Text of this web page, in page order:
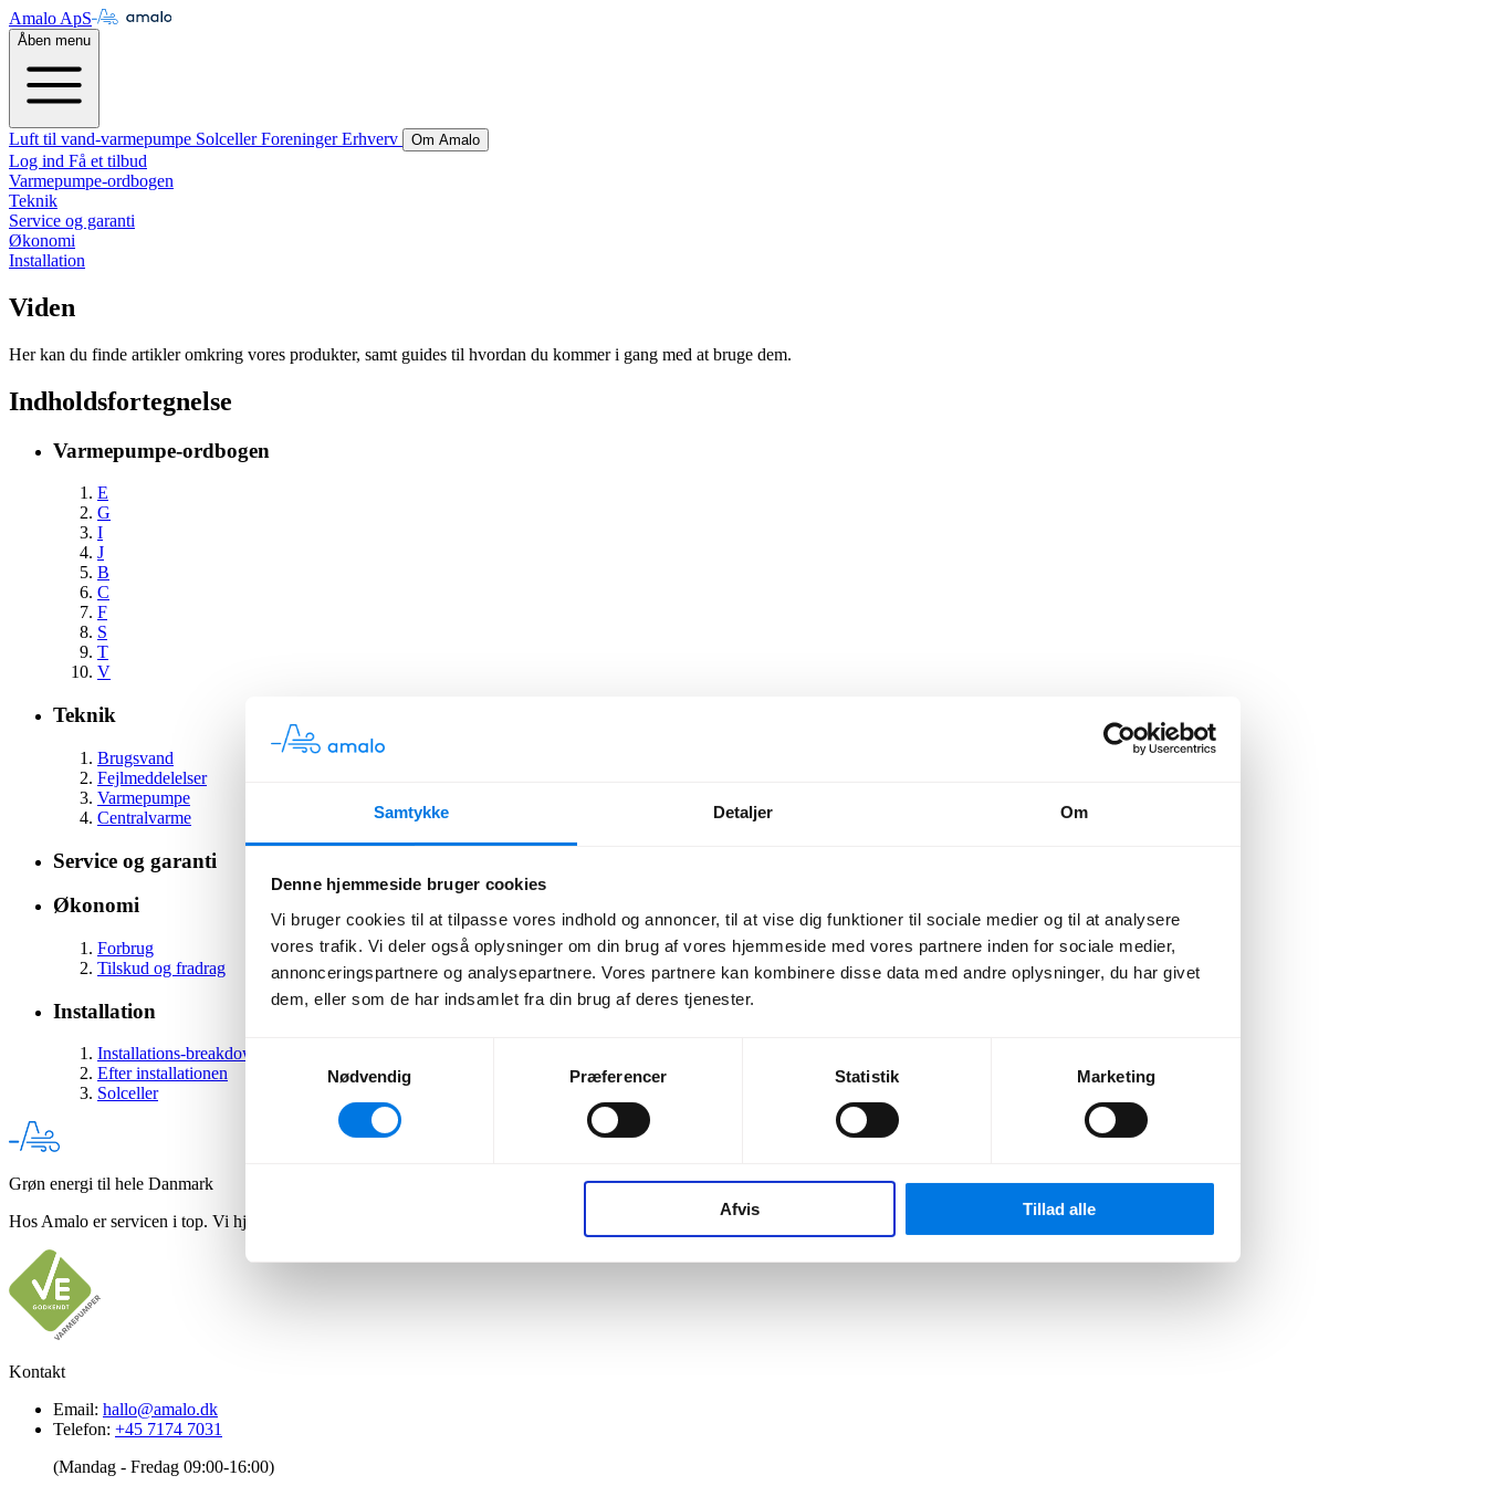
Samtykke Detaljer Om
Denne hjemmeside bruger cookies
Vi bruger cookies til at tilpasse vores indhold og annoncer, til at vise dig funktioner til sociale medier og til at analysere
vores trafik. Vi deler også oplysninger om din brug af vores hjemmeside med vores partnere inden for sociale medier,
annonceringspartnere og analysepartnere. Vores partnere kan kombinere disse data med andre oplysninger, du har givet
dem, eller som de har indsamlet fra din brug af deres tjenester.
Samtykkevalg
Nødvendig
Præferencer Statistik Marketing
Afvis Tillad alle
Amalo ApS
Åben menu
Luft til vand-varmepumpe SolcellerForeningerErhverv Om Amalo
Log ind Få et tilbud
Varmepumpe-ordbogen
Teknik
Service og garanti
Økonomi
Installation
Viden
Her kan du finde artikler omkring vores produkter, samt guides til hvordan du kommer i gang med at bruge dem.
Indholdsfortegnelse
Varmepumpe-ordbogen
E
G
I
J
B
C
F
S
T
V
Teknik
Brugsvand
Fejlmeddelelser
Varmepumpe
Centralvarme
Service og garanti
Økonomi
Forbrug
Tilskud og fradrag
Installation
Installations-breakdown
Efter installationen
Solceller
Grøn energi til hele Danmark
Hos Amalo er servicen i top. Vi hjælper dig med luft til vand-varmepumpe- og solcelle-installationer i hele Danmark.
Kontakt
Email: hallo@amalo.dk
Telefon: +45 7174 7031
(Mandag - Fredag 09:00-16:00)